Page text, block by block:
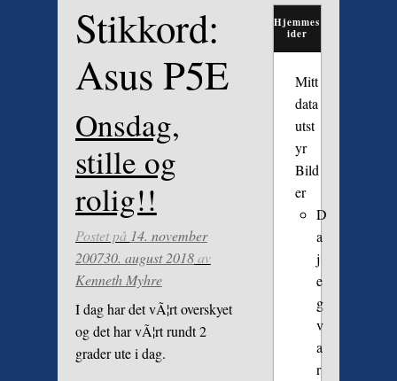
Stikkord:
Asus P5E
Onsdag,
stille og
rolig!!
Postet på 14. november
200730. august 2018av
Kenneth Myhre
I dag har det vÃ¦rt overskyet
og det har vÃ¦rt rundt 2
grader ute i dag.
Hjemmes
ider
Mitt
data
utst
yr
Bild
er
D
a
j
e
g
v
a
r